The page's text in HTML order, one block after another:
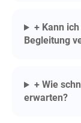
+ Kann
Begleitung
+ Wie
erwarten?